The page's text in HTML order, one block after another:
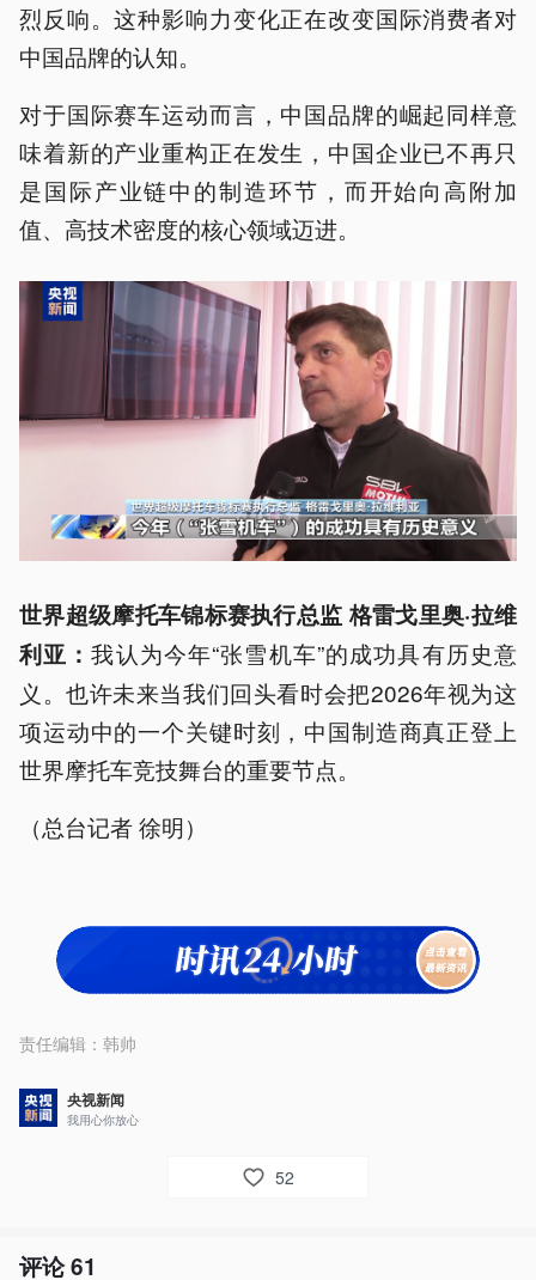
烈反响。这种影响力变化正在改变国际消费者对
中国品牌的认知。
对于国际赛车运动而言，中国品牌的崛起同样意
味着新的产业重构正在发生，中国企业已不再只
是国际产业链中的制造环节，而开始向高附加
值、高技术密度的核心领域迈进。
世界超级摩托车锦标赛执行总监 格雷戈里奥·拉维
利亚：我认为今年“张雪机车”的成功具有历史意
义。也许未来当我们回头看时会把2026年视为这
项运动中的一个关键时刻，中国制造商真正登上
世界摩托车竞技舞台的重要节点。
（总台记者 徐明）
责任编辑： 韩帅
央视新闻
我用心你放心
52
评论61